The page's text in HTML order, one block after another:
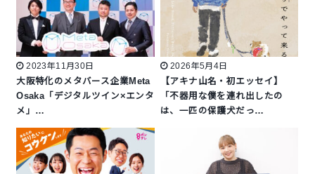
2023年11月30日
大阪特化のメタバース企業Meta
Osaka「デジタルツイン×エンタ
メ」…
2026年5月4日
【アキナ山名・初エッセイ】
「不器用な僕を連れ出したの
は、一匹の保護犬だっ…